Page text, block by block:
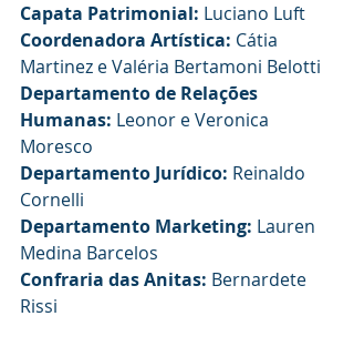
Capata Patrimonial: Luciano Luft
Coordenadora Artística: Cátia
Martinez e Valéria Bertamoni Belotti
Departamento de Relações
Humanas: Leonor e Veronica
Moresco
Departamento Jurídico: Reinaldo
Cornelli
Departamento Marketing: Lauren
Medina Barcelos
Confraria das Anitas: Bernardete
Rissi